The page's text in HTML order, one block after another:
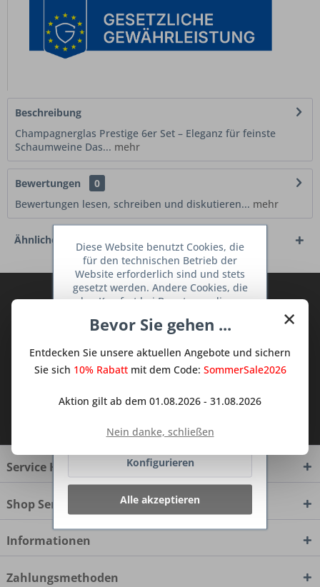
Beschreibung
Champagnerglas Prestige 6er Set – Eleganz für feinste
Schaumweine Das... mehr
Bewertungen
0
Bewertungen lesen, schreiben und diskutieren... mehr
Ähnliche Artikel
Abonnieren Sie den kostenlosen Deine
Sie keine Neuigkeit oder Aktion mehr aus
dem Traum Küchen - Shop.
Ich habe dieDatenschutzbestimmungen
Service Hotline
Shop Service
Informationen
Zahlungsmethoden
×
Bevor Sie gehen ...
Entdecken Sie unsere aktuellen Angebote und sichern
Sie sich 10% Rabattmit dem Code: SommerSale2026
Aktion gilt ab dem 01.08.2026 - 31.08.2026
Nein danke, schließen
Diese Website benutzt Cookies, die
für den technischen Betrieb der
Website erforderlich sind und stets
gesetzt werden. Andere Cookies, die
den Komfort bei Benutzung dieser
dienen oder die Interaktion mit
Netzwerken vereinfachen sollen,
werden nur mit Ihrer Zustimmung
Ablehnen
Konfigurieren
Alle akzeptieren